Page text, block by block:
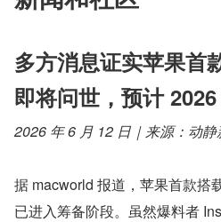
多方消息证实苹果首
即将问世，预计
2026 年 6 月 12 日｜来源：动静
据 macworld 报道，苹果首款搭
已进入筹备阶段。虽然爆料者